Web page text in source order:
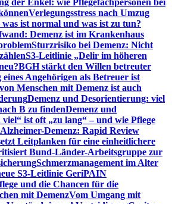
der Enkel: wie Pflegefachpersonen bei
Verlegungsstress nach Umzug
ist normal und was ist zu tun?
Demenz ist im Krankenhaus
Sturzrisiko bei Demenz: Nicht
S3-Leitlinie „Delir im höheren
BGH stärkt den Willen betreuter
Angehörigen als Betreuer ist
Menschen mit Demenz ist auch
Demenz und Desorientierung: viel
B zu findenDemenz und
ist oft „zu lang“ – und wie Pflege
Alzheimer-Demenz: Rapid Review
Leitplanken für eine einheitlichere
Bund-Länder-Arbeitsgruppe zur
Schmerzmanagement im Alter
S3-Leitlinie GeriPAIN
und die Chancen für die
mit DemenzVom Umgang mit